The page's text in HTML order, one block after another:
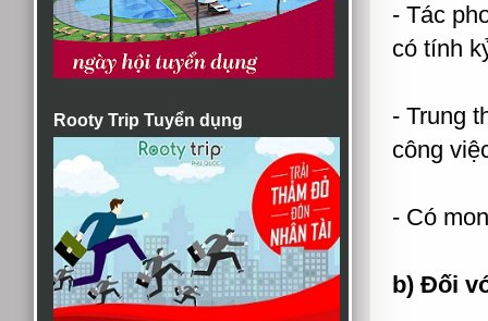
Rooty Trip Tuyển dụng
- Tác
có tính
- Trung
công
- Có
b) Đối